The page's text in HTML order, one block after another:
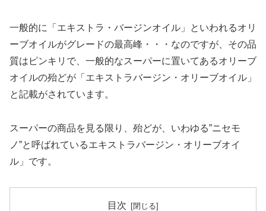
一般的に「エキストラ・バージンオイル」といわれるオリ
ーブオイルがグレードの最高峰・・・なのですが、その品
質はピンキリで、一般的なスーパーに置いてあるオリーブ
オイルの殆どが「エキストラバージン・オリーブオイル」
と記載がされています。
スーパーの商品を見る限り、殆どが、いわゆる”ニセモ
ノ”と呼ばれているエキストラバージン・オリーブオイ
ル」です。
目次